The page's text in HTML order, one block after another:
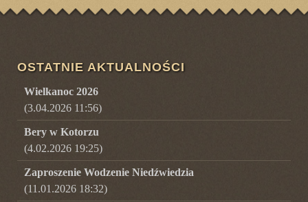
OSTATNIE AKTUALNOŚCI
Wielkanoc 2026
(3.04.2026 11:56)
Bery w Kotorzu
(4.02.2026 19:25)
Zaproszenie Wodzenie Niedźwiedzia
(11.01.2026 18:32)